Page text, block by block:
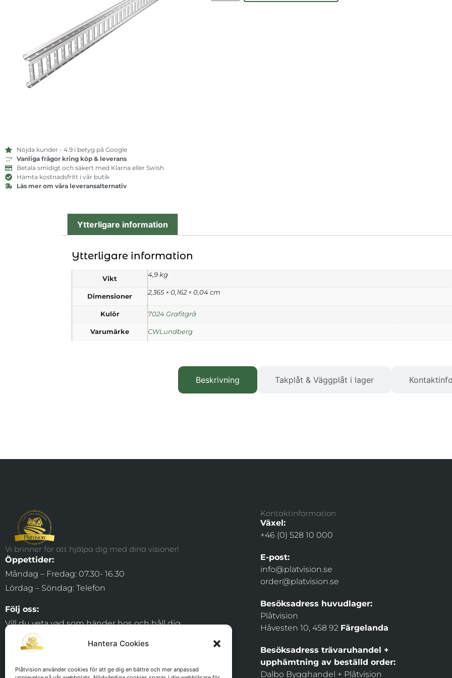
Hantera Cookies
Plåtvision använder cookies för att ge dig en bättre och mer anpassad
Nöjda kunder - 4.9 i betyg på Google
Vanliga frågor kring köp & leverans
Betala smidigt och säkert med Klarna eller Swish
Hämta kostnadsfritt i vår butik
Läs mer om våra leveransalternativ
Beskrivning Takplåt & Väggplåt i lager
Ytterligare information
Ytterligare information
Vikt
4,9 kg
Dimensioner
2,365 × 0,162 × 0,04 cm
Kulör 7024 Grafitgrå
Varumärke CWLundberg
Vi brinner för att hjälpa dig med dina visioner!
Öppettider:
Måndag – Fredag: 07.30- 16.30
Lördag – Söndag: Telefon
Följ oss:
Vill du veta vad som händer hos och håll dig
uppdaterad kring nyheter och erbjudanden
Kontaktinformation
Växel:
+46 (0) 528 10 000
E-post:
info@platvision.se
order@platvision.se
Besöksadress huvudlager:
Plåtvision
Håvesten 10, 458 92 Färgelanda
Besöksadress trävaruhandel +
upphämtning av beställd order:
Dalbo Bygghandel + Plåtvision